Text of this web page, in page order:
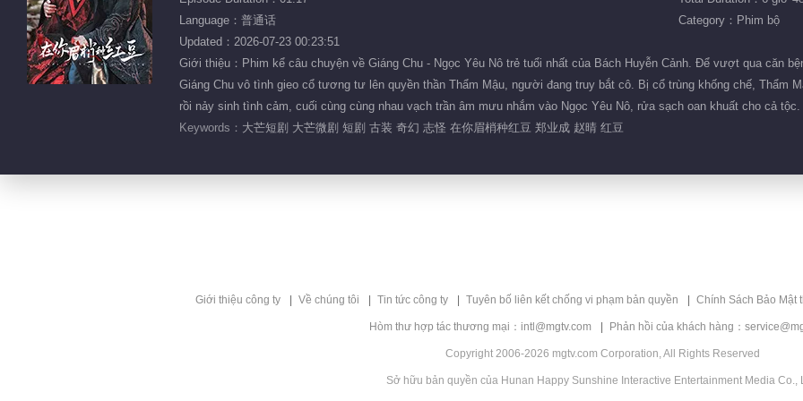
Language：普通话
Category：Phim bộ
Updated：2026-07-23 00:23:51
Giới thiệu：Phim kể câu chuyện về Giáng Chu - Ngọc Yêu Nô trẻ tuổi nhất của Bách Huyễn Cảnh. Để vượt qua căn
Giáng Chu vô tình gieo cổ tương tư lên quyền thần Thẩm Mậu, người đang truy bắt cô. Bị cổ trùng khống chế, Thẩm
rồi nảy sinh tình cảm, cuối cùng cùng nhau vạch trần âm mưu nhắm vào Ngọc Yêu Nô, rửa sạch oan khuất cho cả
Keywords： 大芒短剧 大芒微剧 短剧 古装 奇幻 志怪 在你眉梢种红豆 郑业成 赵晴 红豆
Giới thiệu công ty Về chúng tôi Tin tức công ty Tuyên bố liên kết chống vi phạm bản quyền Chính Sách Bảo Mật
Hòm thư hợp tác thương mại：intl@mgtv.com Phản hồi của khách hàng：
Copyright 2006-2026 mgtv.com Corporation, All Rights Reserved
Sở hữu bản quyền của Hunan Happy Sunshine Interactive Entertainment Media Co.,